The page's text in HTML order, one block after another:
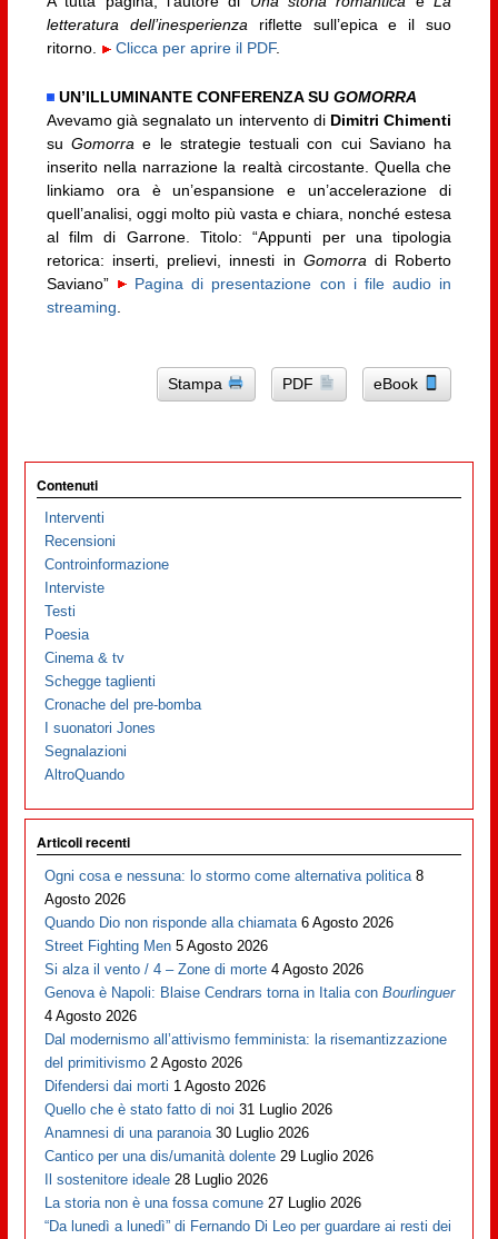
letteratura dell’inesperienzariflette sull’epica e il suo
ritorno.
Clicca per aprire il PDF.
UN’ILLUMINANTE CONFERENZA SU GOMORRA
Avevamo già segnalato un intervento di Dimitri Chimenti
suGomorra e le strategie testuali con cui Saviano ha
inserito nella narrazione la realtà circostante. Quella che
linkiamo ora è un’espansione e un’accelerazione di
quell’analisi, oggi molto più vasta e chiara, nonché estesa
al film di Garrone. Titolo: “Appunti per una tipologia
retorica: inserti, prelievi, innesti in Gomorra di Roberto
Saviano”
Pagina di presentazione con i file audio in
streaming
Stampa PDF eBook
Contenuti
Interventi
Recensioni
Controinformazione
Interviste
Testi
Poesia
Cinema & tv
Schegge taglienti
Cronache del pre-bomba
I suonatori Jones
Segnalazioni
AltroQuando
Articoli recenti
Ogni cosa e nessuna: lo stormo come alternativa politica 8
Agosto 2026
Quando Dio non risponde alla chiamata 6 Agosto 2026
Street Fighting Men 5 Agosto 2026
Si alza il vento / 4 – Zone di morte 4 Agosto 2026
Genova è Napoli: Blaise Cendrars torna in Italia conBourlinguer
4 Agosto 2026
Dal modernismo all’attivismo femminista: la risemantizzazione
del primitivismo 2 Agosto 2026
Difendersi dai morti 1 Agosto 2026
Quello che è stato fatto di noi 31 Luglio 2026
Anamnesi di una paranoia 30 Luglio 2026
Cantico per una dis/umanità dolente 29 Luglio 2026
Il sostenitore ideale 28 Luglio 2026
La storia non è una fossa comune 27 Luglio 2026
“Da lunedì a lunedì” di Fernando Di Leo per guardare ai resti dei